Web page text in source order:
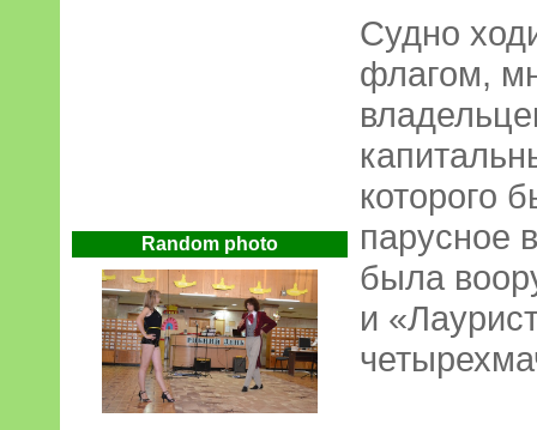
Random photo
Судно
флагом,
которого
парусное
была
и